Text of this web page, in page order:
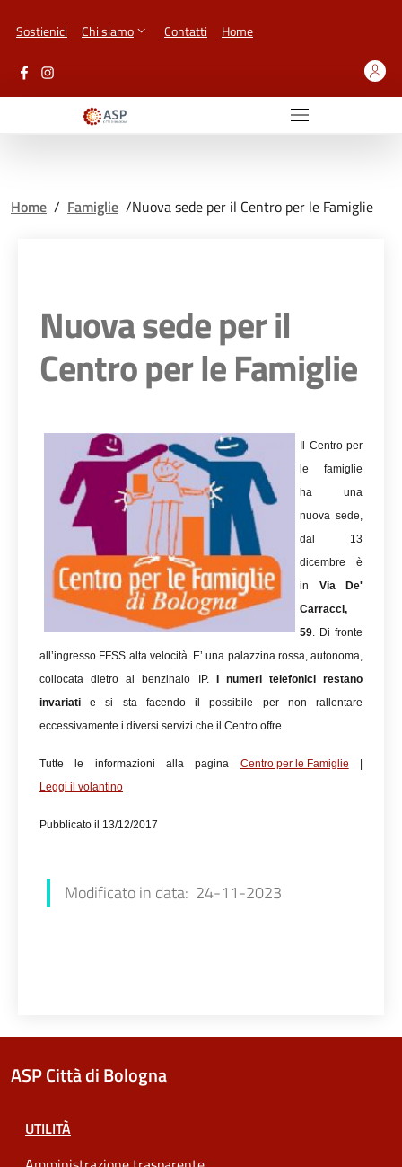
Sostienici Chi siamo Contatti Home
Home / Famiglie /Nuova sede per il Centro per le Famiglie
Nuova sede per il
Centro per le Famiglie
Il Centro per
le famiglie
ha una
nuova sede,
dal 13
dicembre è
in Via De'
Carracci,
59. Di fronte
all’ingresso FFSS alta velocità. E’ una palazzina rossa, autonoma,
collocata dietro al benzinaio IP.
I numeri telefonici restano
invariati e si sta facendo il possibile per non rallentare
eccessivamente i diversi servizi che il Centro offre.
Tutte le informazioni alla pagina Centro per le Famiglie
Leggi il volantino
Pubblicato il 13/12/2017
Modificato in data: 24-11-2023
ASP Città di Bologna
UTILITÀ